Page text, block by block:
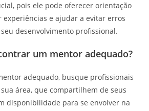
pois ele pode oferecer orientação
experiências e ajudar a evitar erros
desenvolvimento profissional.
um mentor adequado?
adequado, busque profissionais
área, que compartilhem de seus
disponibilidade para se envolver na